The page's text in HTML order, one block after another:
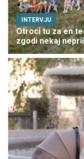
INTERVJU
Otroci tu za en
zgodi nekaj